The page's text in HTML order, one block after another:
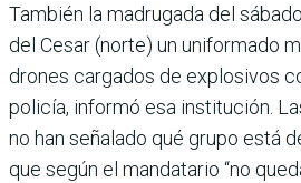
También la madrugada del
del Cesar (norte) un uniformado
drones cargados de explosivos
policía, informó esa institución.
no han señalado qué grupo está
que según el mandatario “no